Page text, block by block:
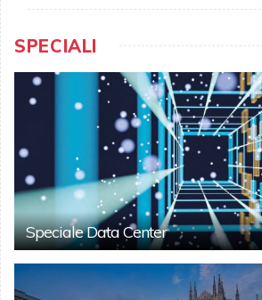
SPECIALI
Speciale Data Center